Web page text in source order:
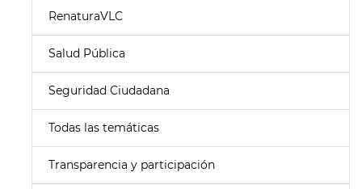
RenaturaVLC
Salud Pública
Seguridad Ciudadana
Todas las temáticas
Transparencia y participación